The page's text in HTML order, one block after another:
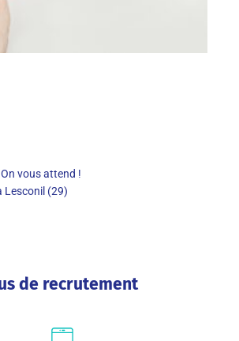
vous attend !
Lesconil (29)
de recrutement